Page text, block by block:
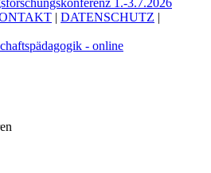
| DATENSCHUTZ |